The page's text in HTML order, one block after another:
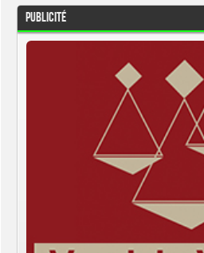
Publicité